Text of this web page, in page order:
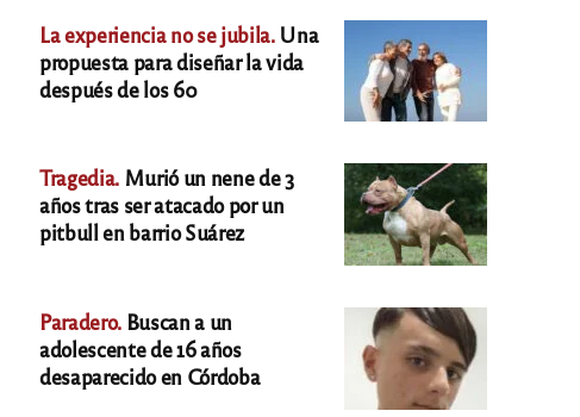
La experiencia no se jubila.Una
propuesta para diseñar la vida
después de los 60
Tragedia. Murió un nene de 3
años tras ser atacado por un
pitbull en barrio Suárez
Paradero. Buscan a un
adolescente de 16 años
desaparecido en Córdoba